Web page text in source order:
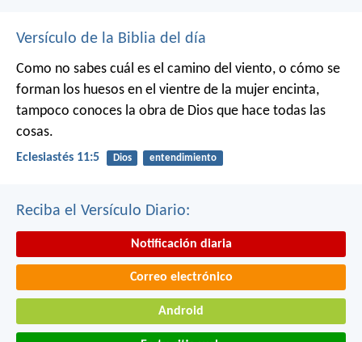
Versículo de la Biblia del día
Como no sabes cuál es el camino del viento, o cómo se
forman los huesos en el vientre de la mujer encinta,
tampoco conoces la obra de Dios que hace todas las
cosas.
Eclesiastés 11:5 Dios entendimiento
Reciba el Versículo Diario:
Notificación diaria
Correo electrónico
Android